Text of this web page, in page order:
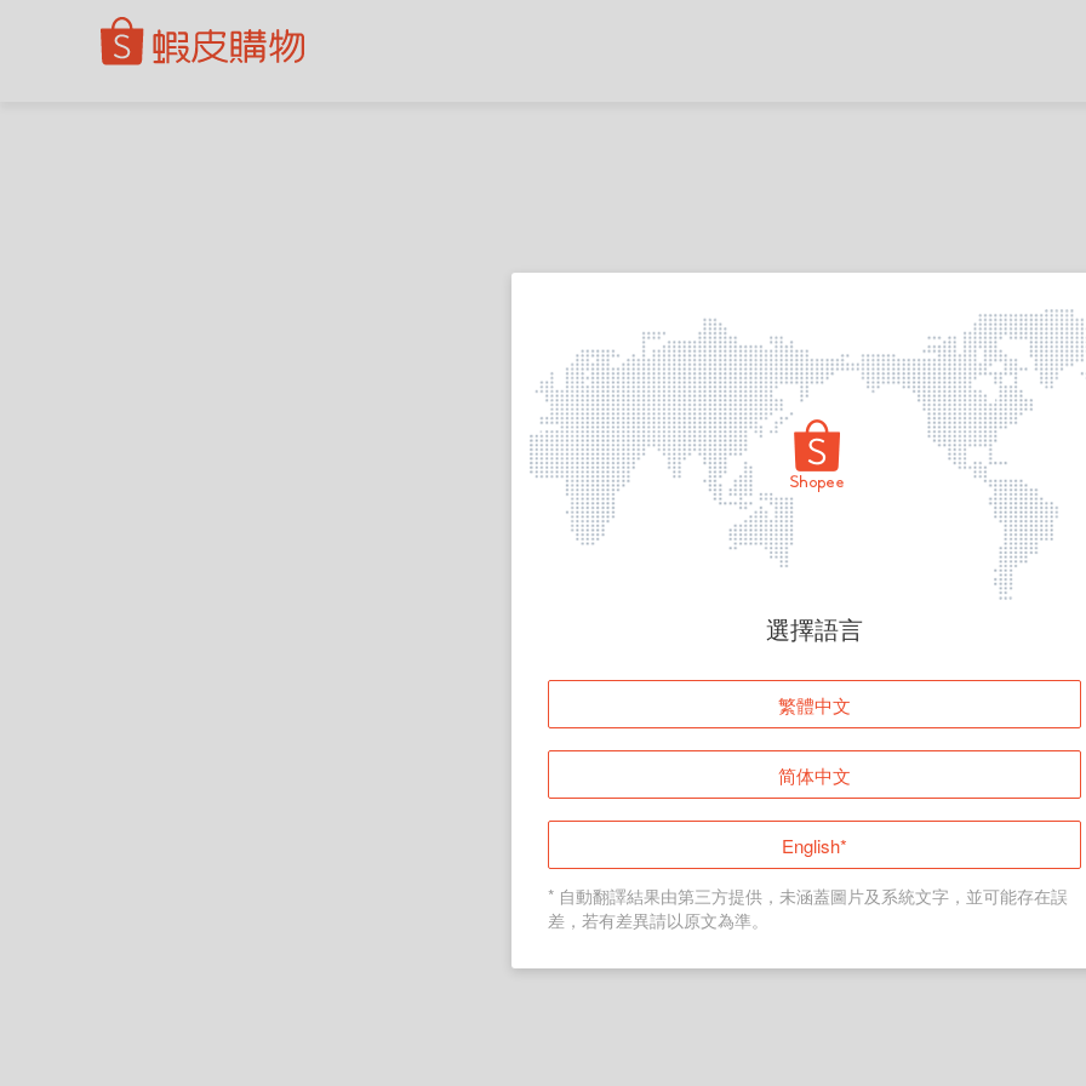
頁面無法顯示
登入
返回首頁
選擇語言
繁體中文
简体中文
English*
* 自動翻譯結果由第三方提供，未涵蓋圖片及系統文字，並可能存在誤
差，若有差異請以原文為準。